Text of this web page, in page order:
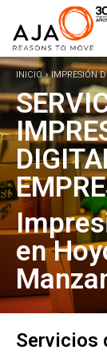
INICIO»IMPRESIÓN
en
Servicios